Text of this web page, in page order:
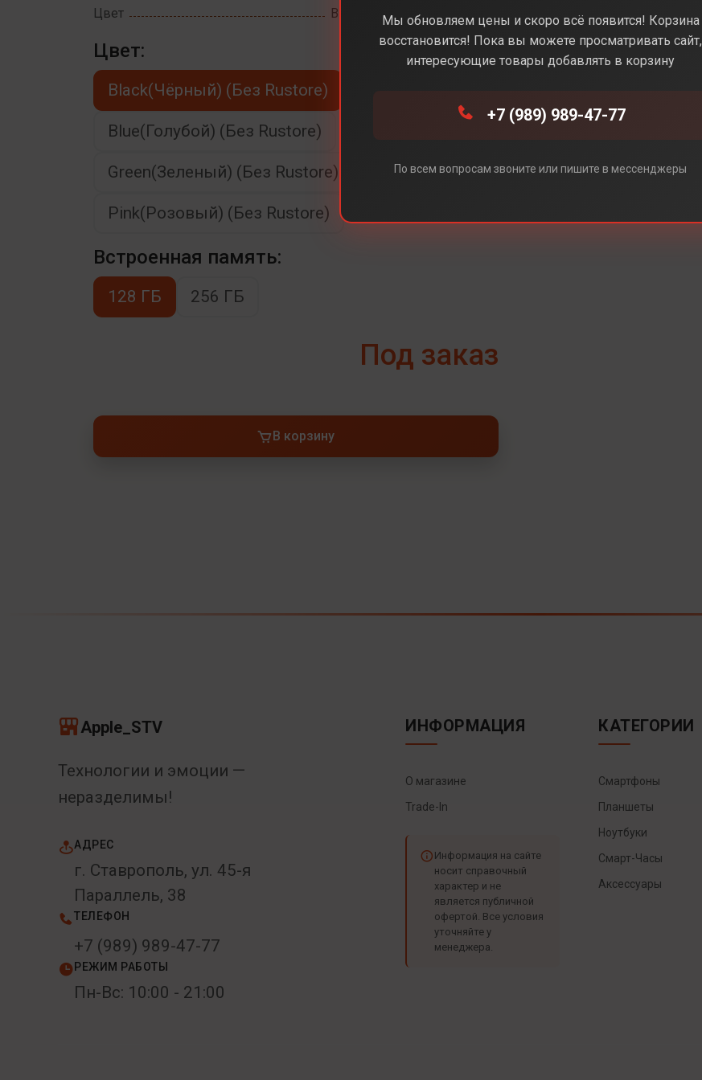
Цвет Black(Чёрный) (Без Rustore)
Цвет:
Black(Чёрный) (Без Rustore)
Blue(Голубой) (Без Rustore)
Green(Зеленый) (Без Rustore)
Pink(Розовый) (Без Rustore)
Встроенная память:
128 ГБ 256 ГБ
Под заказ
В корзину
Apple_STV
Технологии и эмоции —
неразделимы!
АДРЕС
г. Ставрополь, ул. 45-я
Параллель, 38
ТЕЛЕФОН
+7 (989) 989-47-77
РЕЖИМ РАБОТЫ
Пн-Вс: 10:00 - 21:00
ИНФОРМАЦИЯ
О магазине
Trade-In
Информация на сайте
носит справочный
характер и не
является публичной
офертой. Все условия
уточняйте у
менеджера.
КАТЕГОРИИ
Смартфоны
Планшеты
Ноутбуки
Смарт-Часы
Аксессуары
Мы обновляем цены и скоро всё появится! Корзина
восстановится! Пока вы можете просматривать сайт,
интересующие товары добавлять в корзину
+7 (989) 989-47-77
По всем вопросам звоните или пишите в мессенджеры